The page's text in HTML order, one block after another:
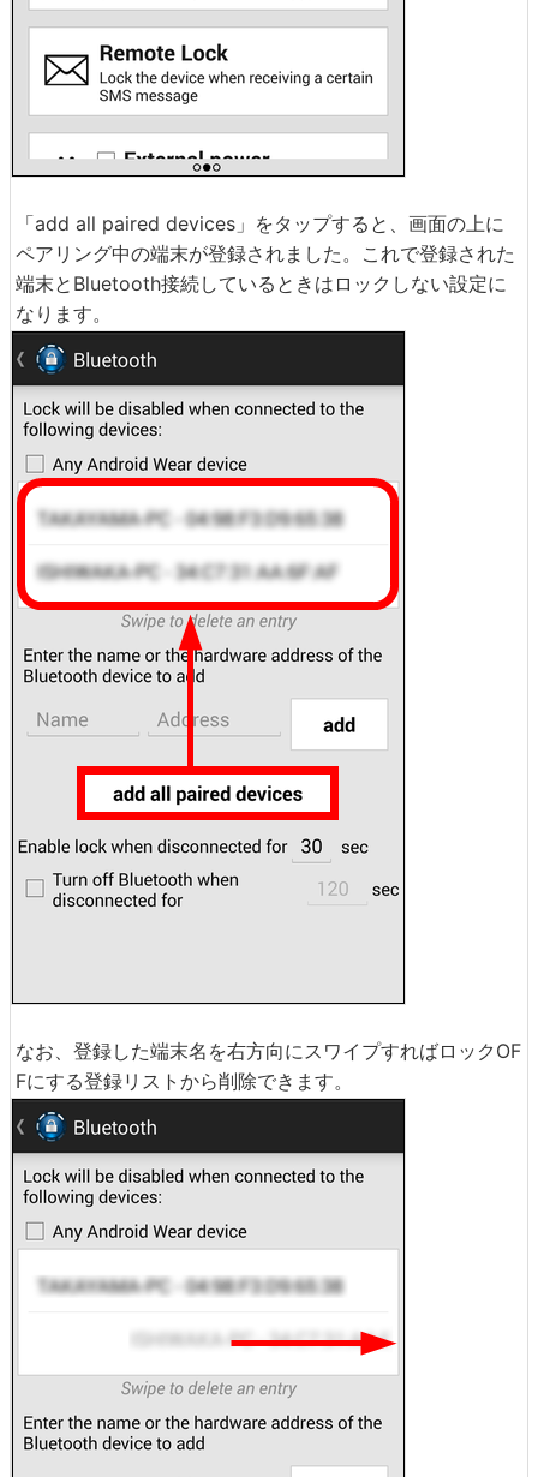
「add all paired devices」をタップすると、画面の上に
ペアリング中の端末が登録されました。これで登録された
端末とBluetooth接続しているときはロックしない設定に
なります。
なお、登録した端末名を右方向にスワイプすればロックOF
Fにする登録リストから削除できます。